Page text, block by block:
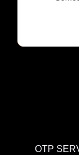
OTP